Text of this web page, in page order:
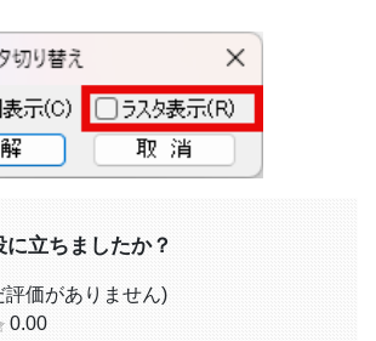
に立ちましたか？
評価がありません)
0.00